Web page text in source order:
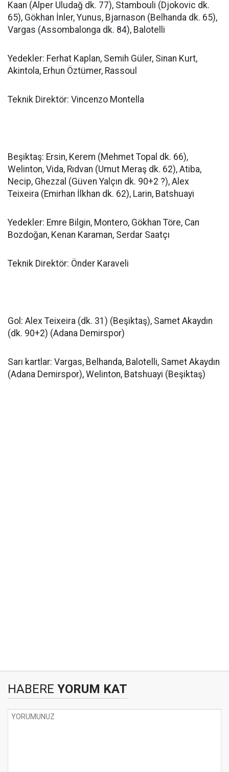
Kaan (Alper Uludağ dk. 77), Stambouli (Djokovic dk.
65), Gökhan İnler, Yunus, Bjarnason (Belhanda dk. 65),
Vargas (Assombalonga dk. 84), Balotelli
Yedekler: Ferhat Kaplan, Semih Güler, Sinan Kurt,
Akintola, Erhun Öztümer, Rassoul
Teknik Direktör: Vincenzo Montella
Beşiktaş: Ersin, Kerem (Mehmet Topal dk. 66),
Welinton, Vida, Rıdvan (Umut Meraş dk. 62), Atiba,
Necip, Ghezzal (Güven Yalçın dk. 90+2 ?), Alex
Teixeira (Emirhan İlkhan dk. 62), Larin, Batshuayi
Yedekler: Emre Bilgin, Montero, Gökhan Töre, Can
Bozdoğan, Kenan Karaman, Serdar Saatçı
Teknik Direktör: Önder Karaveli
Gol: Alex Teixeira (dk. 31) (Beşiktaş), Samet Akaydın
(dk. 90+2) (Adana Demirspor)
Sarı kartlar: Vargas, Belhanda, Balotelli, Samet Akaydın
(Adana Demirspor), Welinton, Batshuayi (Beşiktaş)
HABERE YORUM KAT